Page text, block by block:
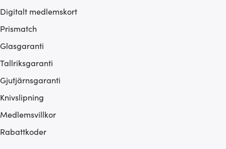
Digitalt medlemskort
Prismatch
Glasgaranti
Tallriksgaranti
Gjutjärnsgaranti
Knivslipning
Medlemsvillkor
Rabattkoder